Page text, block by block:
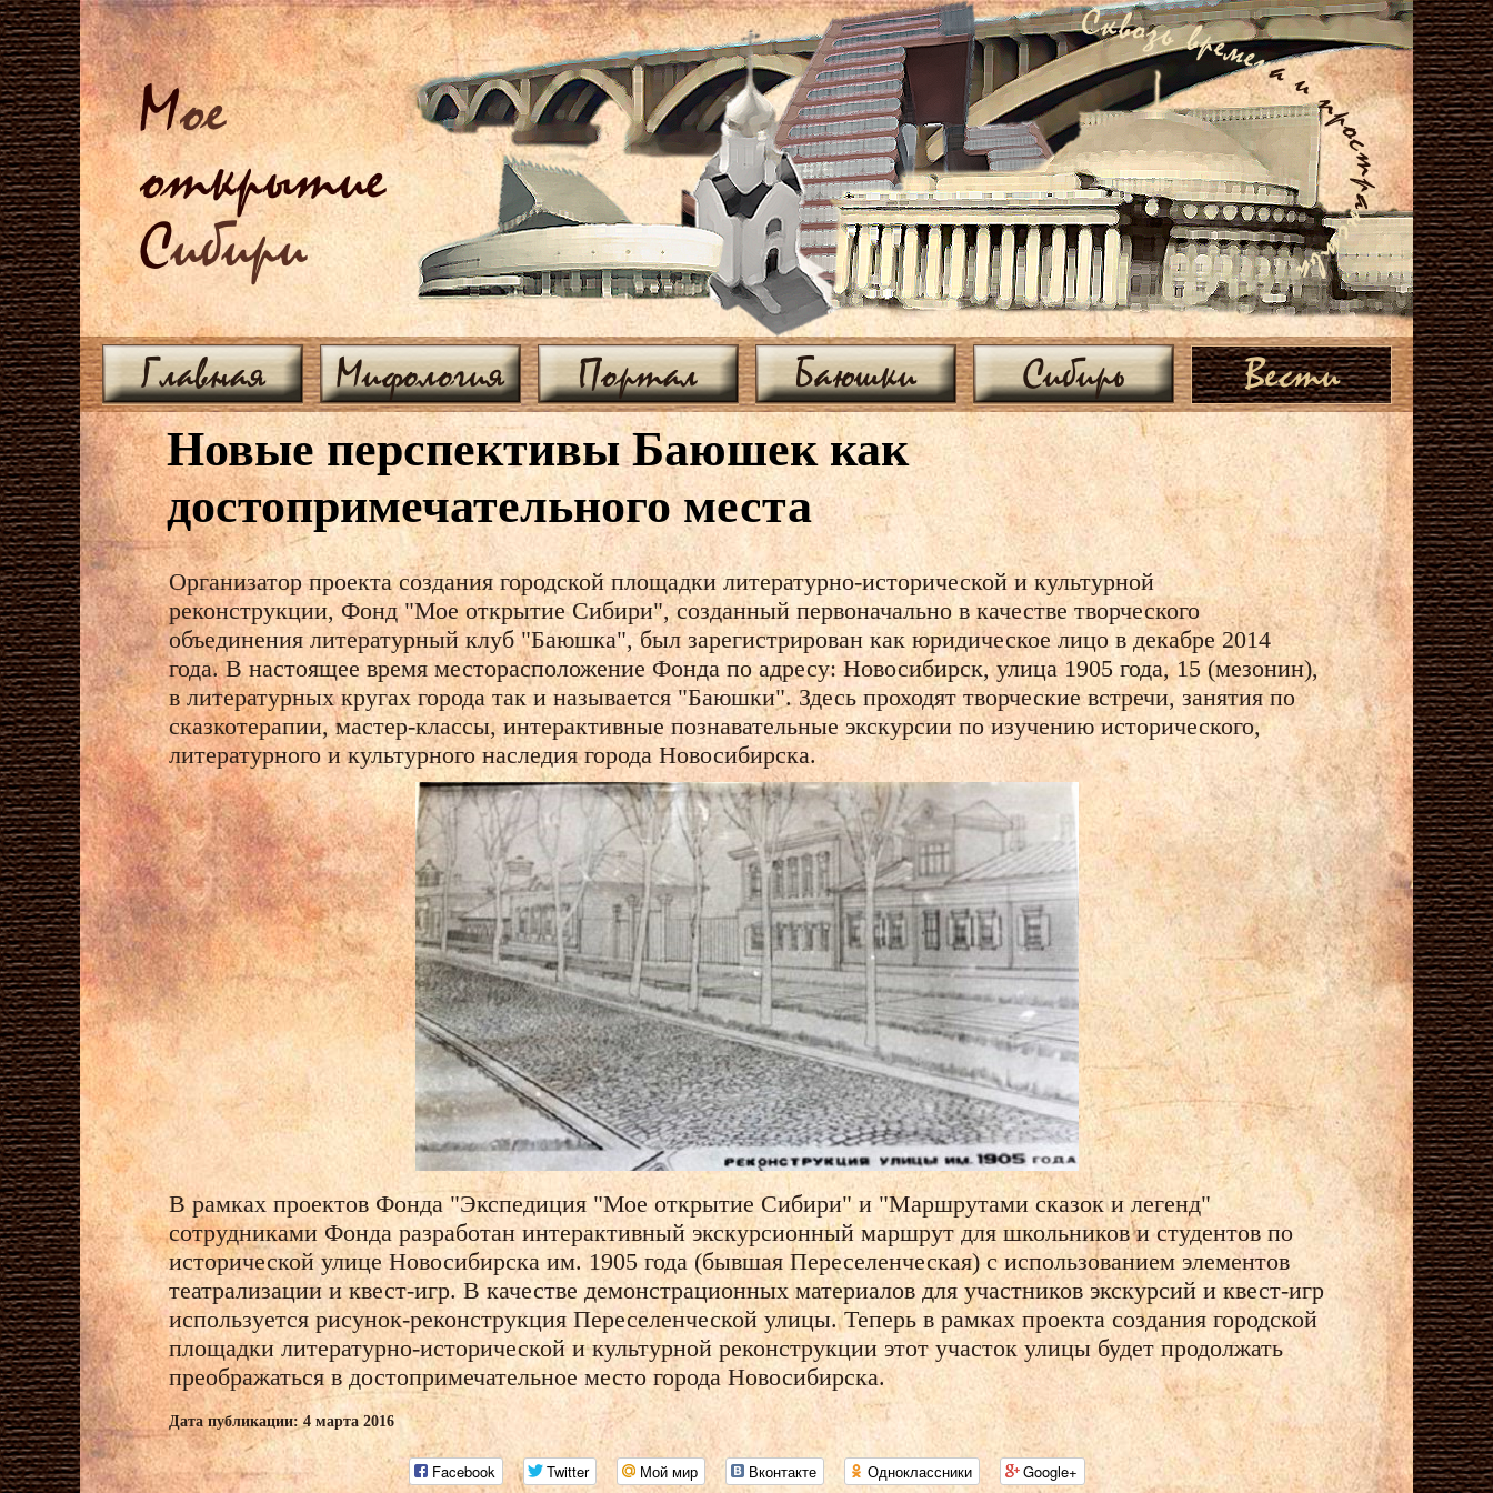
Мое
открытие
Сибири
Главная Мифология Портал Баюшки Сибирь Вести
Новые перспективы Баюшек как
достопримечательного места
Организатор проекта создания городской площадки литературно-исторической и культурной
реконструкции, Фонд "Мое открытие Сибири", созданный первоначально в качестве творческого
объединения литературный клуб "Баюшка", был зарегистрирован как юридическое лицо в декабре 2014
года. В настоящее время месторасположение Фонда по адресу: Новосибирск, улица 1905 года, 15 (мезонин),
в литературных кругах города так и называется "Баюшки". Здесь проходят творческие встречи, занятия по
сказкотерапии, мастер-классы, интерактивные познавательные экскурсии по изучению исторического,
литературного и культурного наследия города Новосибирска.
В рамках проектов Фонда "Экспедиция "Мое открытие Сибири" и "Маршрутами сказок и легенд"
сотрудниками Фонда разработан интерактивный экскурсионный маршрут для школьников и студентов по
исторической улице Новосибирска им. 1905 года (бывшая Переселенческая) с использованием элементов
театрализации и квест-игр. В качестве демонстрационных материалов для участников экскурсий и квест-игр
используется рисунок-реконструкция Переселенческой улицы. Теперь в рамках проекта создания городской
площадки литературно-исторической и культурной реконструкции этот участок улицы будет продолжать
преображаться в достопримечательное место города Новосибирска.
Дата публикации: 4 марта 2016
Facebook Twitter Мой мир Вконтакте Одноклассники Google+